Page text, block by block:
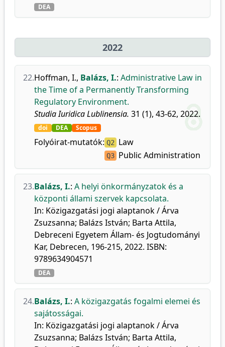
DEA
2022
22.Hoffman, I., Balázs, I.: Administrative Law in
the Time of a Permanently Transforming
Regulatory Environment.
Studia Iuridica Lublinensia. 31 (1), 43-62, 2022.
doi DEA Scopus
Folyóirat-mutatók: Q2 Law
Q3 Public Administration
23.Balázs, I.: A helyi önkormányzatok és a
központi állami szervek kapcsolata.
In: Közigazgatási jogi alaptanok / Árva
Zsuzsanna; Balázs István; Barta Attila,
Debreceni Egyetem Állam- és Jogtudományi
Kar, Debrecen, 196-215, 2022. ISBN:
9789634904571
DEA
24.Balázs, I.: A közigazgatás fogalmi elemei és
sajátosságai.
In: Közigazgatási jogi alaptanok / Árva
Zsuzsanna; Balázs István; Barta Attila,